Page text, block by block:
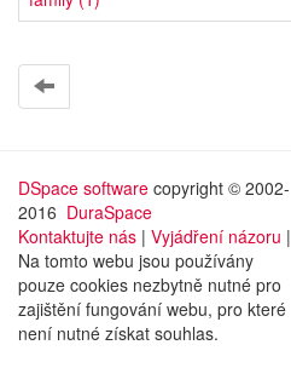
DSpace software copyright © 2002-
2016 DuraSpace
Kontaktujte nás | Vyjádření názoru |
Na tomto webu jsou používány
pouze cookies nezbytně nutné pro
zajištění fungování webu, pro které
není nutné získat souhlas.